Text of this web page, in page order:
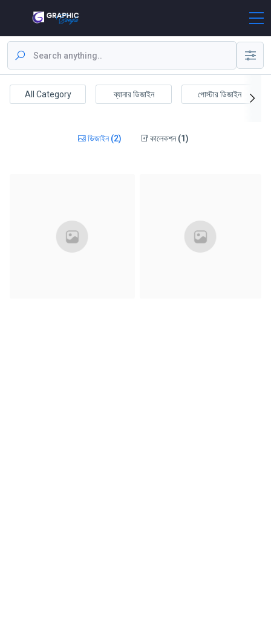
All Category ব্যানার ডিজাইন পোস্টার ডিজাইন
ডিজাইন (2) কালেকশন (1)